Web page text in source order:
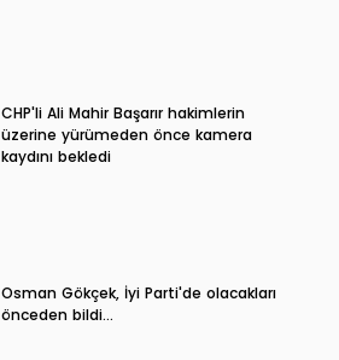
CHP'li Ali Mahir Başarır hakimlerin
üzerine yürümeden önce kamera
kaydını bekledi
Osman Gökçek, İyi Parti'de olacakları
önceden bildi...